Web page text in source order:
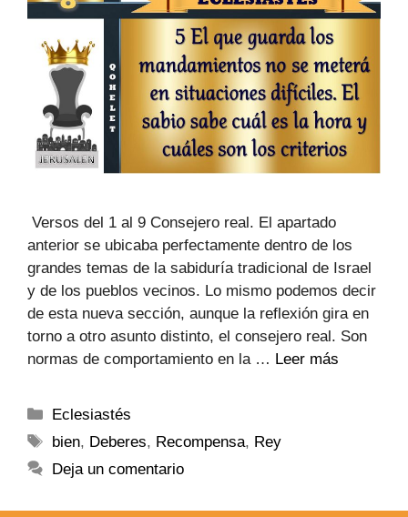
Versos del 1 al 9 Consejero real. El apartado
anterior se ubicaba perfectamente dentro de los
grandes temas de la sabiduría tradicional de Israel
y de los pueblos vecinos. Lo mismo podemos decir
de esta nueva sección, aunque la reflexión gira en
torno a otro asunto distinto, el consejero real. Son
normas de comportamiento en la … Leer más
Eclesiastés
bien, Deberes, Recompensa, Rey
Deja un comentario